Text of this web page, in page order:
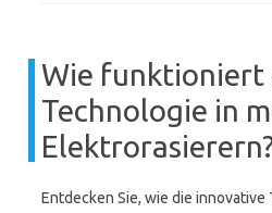
Wie funktioniert
Technologie in
Entdecken Sie, wie die